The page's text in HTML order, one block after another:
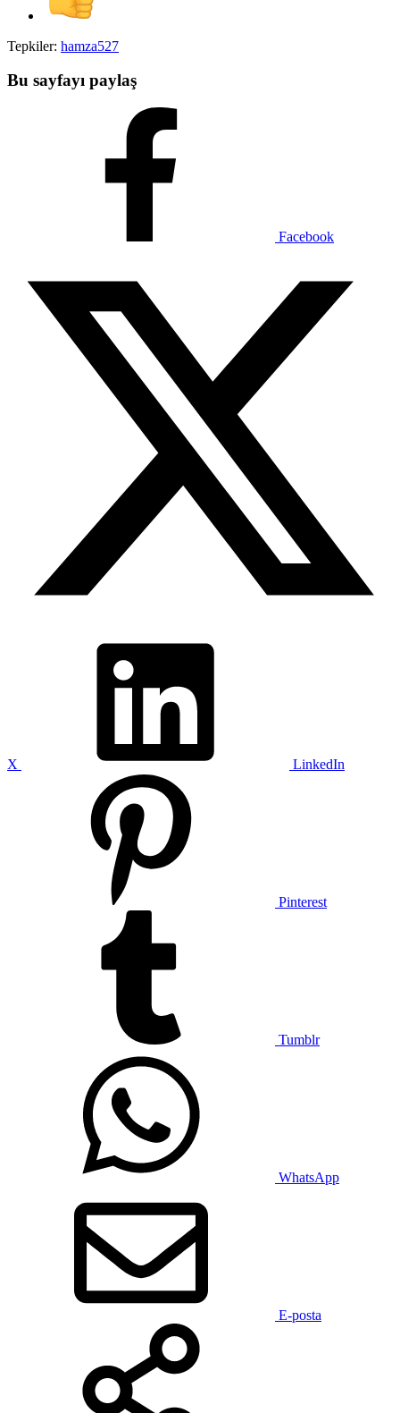
Tepkiler: hamza527
Bu sayfayı paylaş
Facebook
X LinkedIn
Pinterest
Tumblr
WhatsApp
E-posta